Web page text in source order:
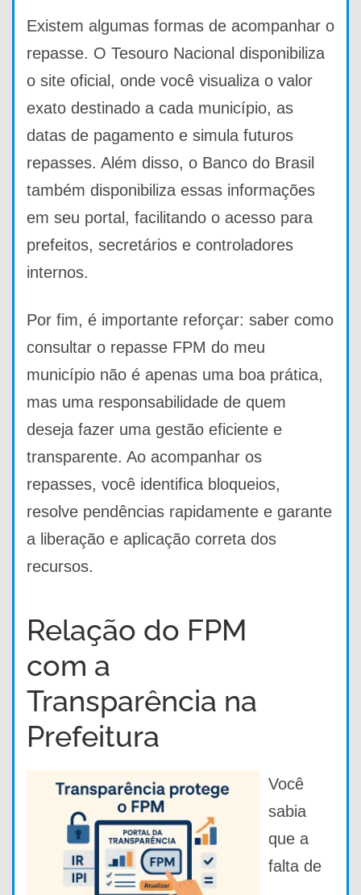
Existem algumas formas de acompanhar o
repasse. O Tesouro Nacional disponibiliza
o site oficial, onde você visualiza o valor
exato destinado a cada município, as
datas de pagamento e simula futuros
repasses. Além disso, o Banco do Brasil
também disponibiliza essas informações
em seu portal, facilitando o acesso para
prefeitos, secretários e controladores
internos.
Por fim, é importante reforçar: saber como
consultar o repasse FPM do meu
município não é apenas uma boa prática,
mas uma responsabilidade de quem
deseja fazer uma gestão eficiente e
transparente. Ao acompanhar os
repasses, você identifica bloqueios,
resolve pendências rapidamente e garante
a liberação e aplicação correta dos
recursos.
Relação do FPM
com a
Transparência na
Prefeitura
Você
sabia
que a
falta de